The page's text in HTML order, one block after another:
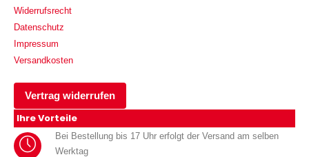
Widerrufsrecht
Datenschutz
Impressum
Versandkosten
Vertrag widerrufen
Ihre Vorteile
Bei Bestellung bis 17 Uhr erfolgt der Versand am selben
Werktag